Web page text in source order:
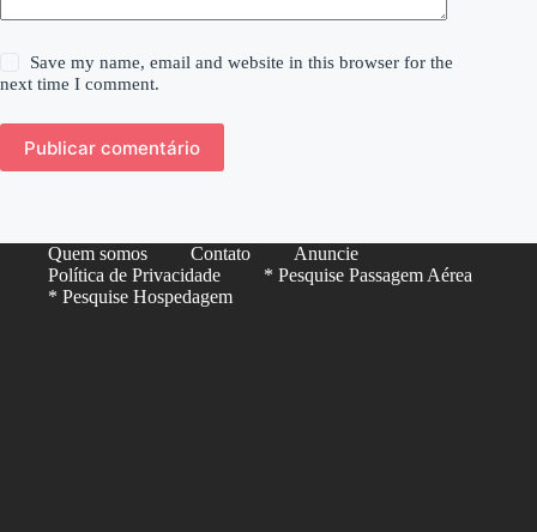
Save my name, email and website in this browser for the
next time I comment.
Publicar comentário
Quem somos Contato
Anuncie
Política de Privacidade
* Pesquise Passagem Aérea
* Pesquise Hospedagem